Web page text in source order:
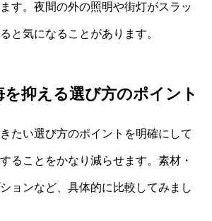
す。夜間の外の照明や街灯がスラッ
と気になることがあります。
を抑える選び方のポイント
たい選び方のポイントを明確にして
ることをかなり減らせます。素材・
ョンなど、具体的に比較してみまし